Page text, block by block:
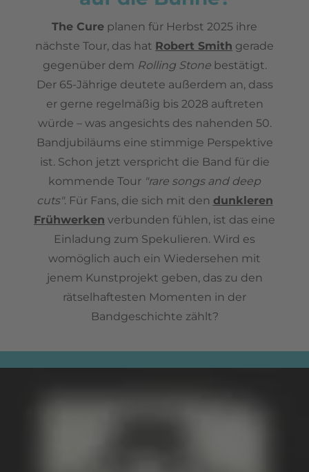
The Cure planen für Herbst 2025 ihre
nächste Tour, das hat Robert Smith gerade
gegenüber dem Rolling Stonebestätigt.
Der 65-Jährige deutete außerdem an, dass
er gerne regelmäßig bis 2028 auftreten
würde – was angesichts des nahenden 50.
Bandjubiläums eine stimmige Perspektive
ist. Schon jetzt verspricht die Band für die
kommende Tour "rare songs and deep
cuts". Für Fans, die sich mit den dunkleren
Frühwerken verbunden fühlen, ist das eine
Einladung zum Spekulieren. Wird es
womöglich auch ein Wiedersehen mit
jenem Kunstprojekt geben, das zu den
rätselhaftesten Momenten in der
Bandgeschichte zählt?